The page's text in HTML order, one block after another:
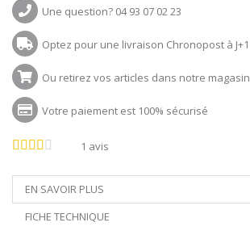
Une question? 04 93 07 02 23
Optez pour une livraison Chronopost à J+1
Ou retirez vos articles dans notre magasin
Votre paiement est 100% sécurisé
1 avis
EN SAVOIR PLUS
FICHE TECHNIQUE